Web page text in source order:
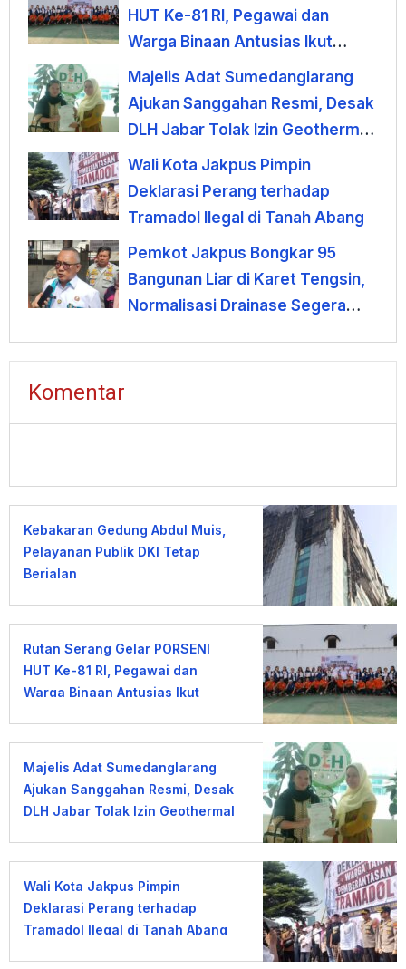
HUT Ke-81 RI, Pegawai dan
Warga Binaan Antusias Ikut
Lomba
Majelis Adat Sumedanglarang
Ajukan Sanggahan Resmi, Desak
DLH Jabar Tolak Izin Geothermal
Gunung Tampomas
Wali Kota Jakpus Pimpin
Deklarasi Perang terhadap
Tramadol Ilegal di Tanah Abang
Pemkot Jakpus Bongkar 95
Bangunan Liar di Karet Tengsin,
Normalisasi Drainase Segera
Komentar
Kebakaran Gedung Abdul Muis,
Pelayanan Publik DKI Tetap
Berjalan
Rutan Serang Gelar PORSENI
HUT Ke-81 RI, Pegawai dan
Warga Binaan Antusias Ikut
Majelis Adat Sumedanglarang
Ajukan Sanggahan Resmi, Desak
DLH Jabar Tolak Izin Geothermal
Wali Kota Jakpus Pimpin
Deklarasi Perang terhadap
Tramadol Ilegal di Tanah Abang